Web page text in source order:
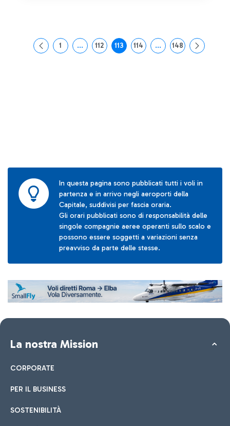
Pagina
1 ...Pagine intermedie Use TAB to navigate.
Pagina
112 Pagina
113 Pagina
114 ...Pagine intermedie
Pagina
148
In questa pagina sono pubblicati tutti i voli in
partenza e in arrivo negli aeroporti della
Capitale, suddivisi per fascia oraria.
Gli orari pubblicati sono di responsabilità delle
singole compagnie aeree operanti sullo scalo e
possono essere soggetti a variazioni senza
preavviso da parte delle stesse.
La nostra Mission
CORPORATE
PER IL BUSINESS
SOSTENIBILITÀ